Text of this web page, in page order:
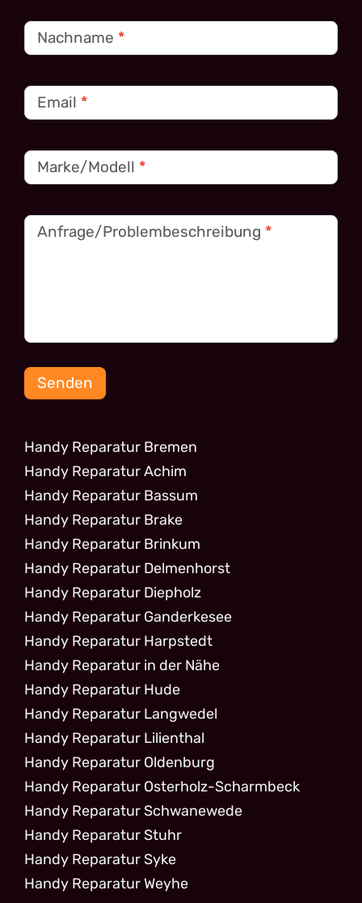
Nachname *
Email *
Marke/Modell *
Anfrage/Problembeschreibung *
Senden
Handy Reparatur Bremen
Handy Reparatur Achim
Handy Reparatur Bassum
Handy Reparatur Brake
Handy Reparatur Brinkum
Handy Reparatur Delmenhorst
Handy Reparatur Diepholz
Handy Reparatur Ganderkesee
Handy Reparatur Harpstedt
Handy Reparatur in der Nähe
Handy Reparatur Hude
Handy Reparatur Langwedel
Handy Reparatur Lilienthal
Handy Reparatur Oldenburg
Handy Reparatur Osterholz-Scharmbeck
Handy Reparatur Schwanewede
Handy Reparatur Stuhr
Handy Reparatur Syke
Handy Reparatur Weyhe